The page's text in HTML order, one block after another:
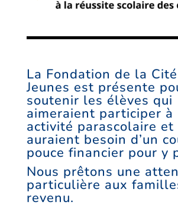
La Fondation de la
Jeunes est présente
soutenir les élèves qui
aimeraient participer à
activité parascolaire et
auraient besoin d’un
pouce financier pour y
Nous prêtons une
particulière aux
revenu.